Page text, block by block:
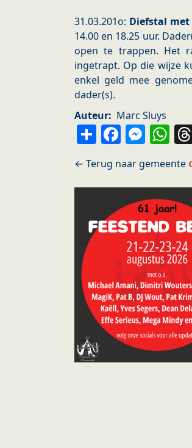
31.03.201o: Diefstal
14.00 en 18.25 uur.
open te trappen. Het
ingetrapt. Op die wijze
enkel geld mee
dader(s).
Auteur
Marc Sluys
Share